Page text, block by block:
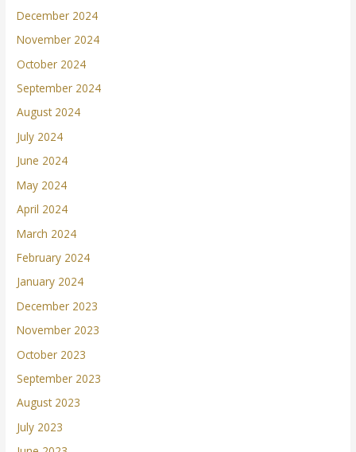
December 2024
November 2024
October 2024
September 2024
August 2024
July 2024
June 2024
May 2024
April 2024
March 2024
February 2024
January 2024
December 2023
November 2023
October 2023
September 2023
August 2023
July 2023